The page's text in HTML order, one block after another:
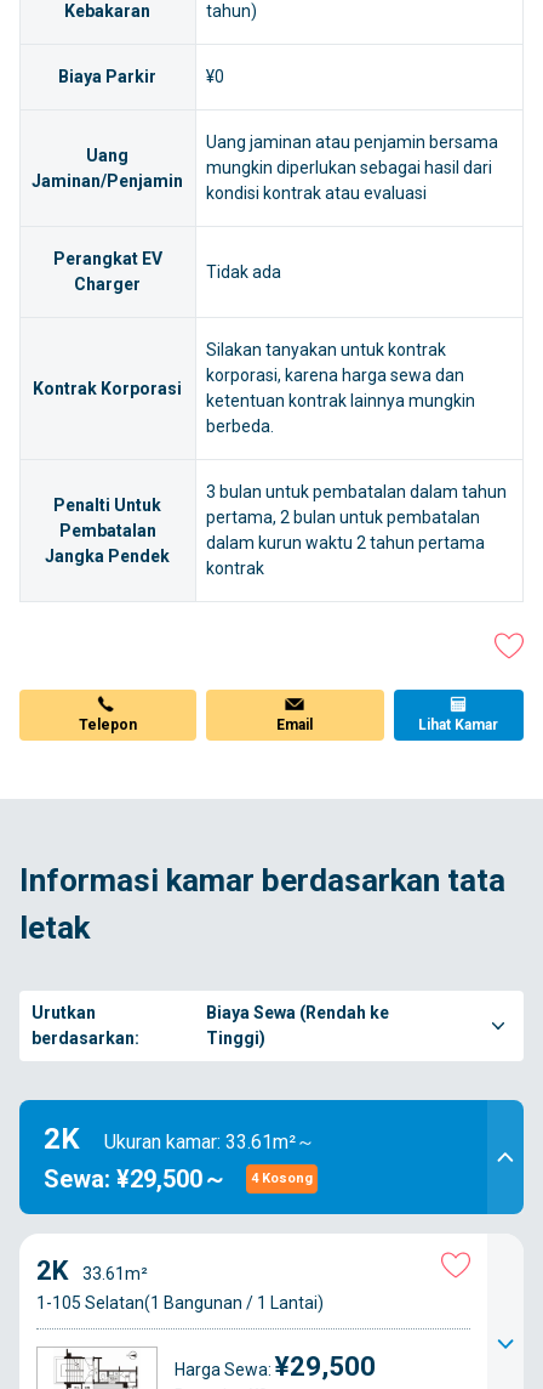
Kebakaran
tahun)
Biaya Parkir ¥0
Uang
Jaminan/Penjamin
Uang jaminan atau penjamin bersama
mungkin diperlukan sebagai hasil dari
kondisi kontrak atau evaluasi
Perangkat EV
Charger
Tidak ada
Kontrak Korporasi
Silakan tanyakan untuk kontrak
korporasi, karena harga sewa dan
ketentuan kontrak lainnya mungkin
berbeda.
Penalti Untuk
Pembatalan
Jangka Pendek
3 bulan untuk pembatalan dalam tahun
pertama, 2 bulan untuk pembatalan
dalam kurun waktu 2 tahun pertama
kontrak
Telepon Email Lihat Kamar
Informasi kamar berdasarkan tata
letak
Urutkan
berdasarkan:
Biaya Sewa (Rendah ke
Tinggi)
2K Ukuran kamar: 33.61m²～
Sewa: ¥29,500～ 4 Kosong
2K
33.61m²
1-105 Selatan(1 Bangunan / 1 Lantai)
Harga Sewa: ¥29,500